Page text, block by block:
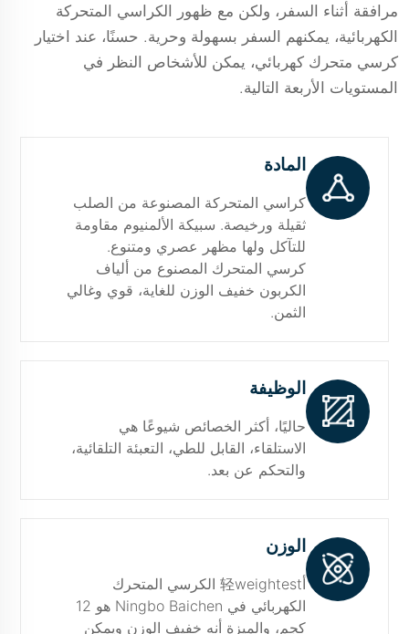
مرافقة أثناء السفر، ولكن مع ظهور الكراسي المتحركة
الكهربائية، يمكنهم السفر بسهولة وحرية. حسنًا، عند اختيار
كرسي متحرك كهربائي، يمكن للأشخاص النظر في
المستويات الأربعة التالية.
المادة
كراسي المتحركة المصنوعة من الصلب
ثقيلة ورخيصة. سبيكة الألمنيوم مقاومة
للتآكل ولها مظهر عصري ومتنوع.
كرسي المتحرك المصنوع من ألياف
الكربون خفيف الوزن للغاية، قوي وغالي
الثمن.
الوظيفة
حاليًا، أكثر الخصائص شيوعًا هي
الاستلقاء، القابل للطي، التعبئة التلقائية،
والتحكم عن بعد.
الوزن
أ轻weightest الكرسي المتحرك
الكهربائي في Ningbo Baichen هو 12
كجم، والميزة أنه خفيف الوزن ويمكن